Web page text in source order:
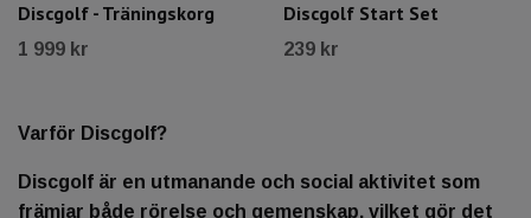
Discgolf - Träningskorg
1 999 kr
Discgolf Start Set
239 kr
Varför Discgolf?
Discgolf är en utmanande och social aktivitet som
främjar både rörelse och gemenskap, vilket gör det